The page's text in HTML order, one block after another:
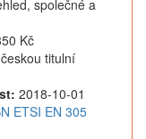
společné a
Kč
titulní
2018-10-01
ETSI EN 305